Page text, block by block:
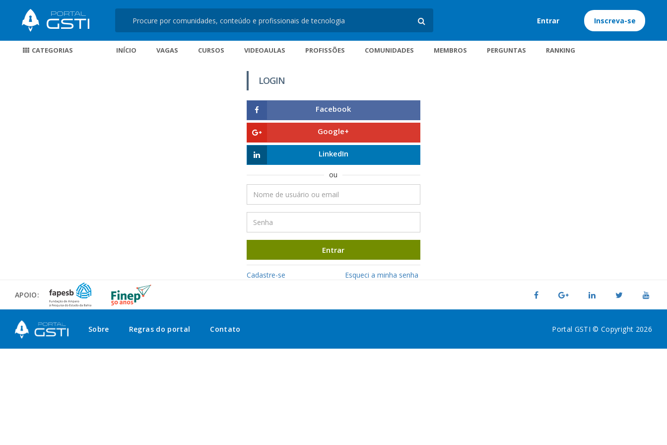
Entrar Inscreva-se
CATEGORIAS INÍCIO VAGAS CURSOS VIDEOAULAS PROFISSÕES COMUNIDADES MEMBROS PERGUNTAS RANKING
LOGIN
Facebook
Google+
LinkedIn
ou
Entrar
Cadastre-se Esqueci a minha senha
APOIO:
Sobre Regras do portal Contato Portal GSTI © Copyright 2026